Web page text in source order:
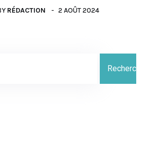
RÉDACTION 2 AOÛT 2024
Rechercher